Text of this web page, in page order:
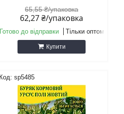
65,55 ₴/упаковка
62,27 ₴/упаковка
Готово до відправки Тільки оптом
Купити
sp5485